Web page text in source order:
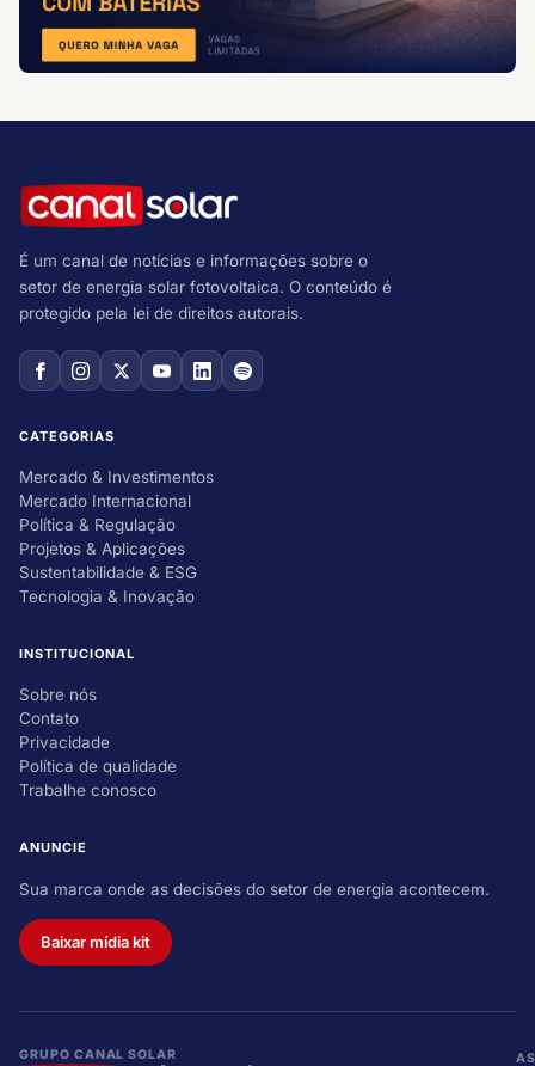
É um canal de notícias e informações sobre o
setor de energia solar fotovoltaica. O conteúdo é
protegido pela lei de direitos autorais.
CATEGORIAS
Mercado & Investimentos
Mercado Internacional
Política & Regulação
Projetos & Aplicações
Sustentabilidade & ESG
Tecnologia & Inovação
INSTITUCIONAL
Sobre nós
Contato
Privacidade
Política de qualidade
Trabalhe conosco
ANUNCIE
Sua marca onde as decisões do setor de energia acontecem.
Baixar mídia kit
GRUPO CANAL SOLAR